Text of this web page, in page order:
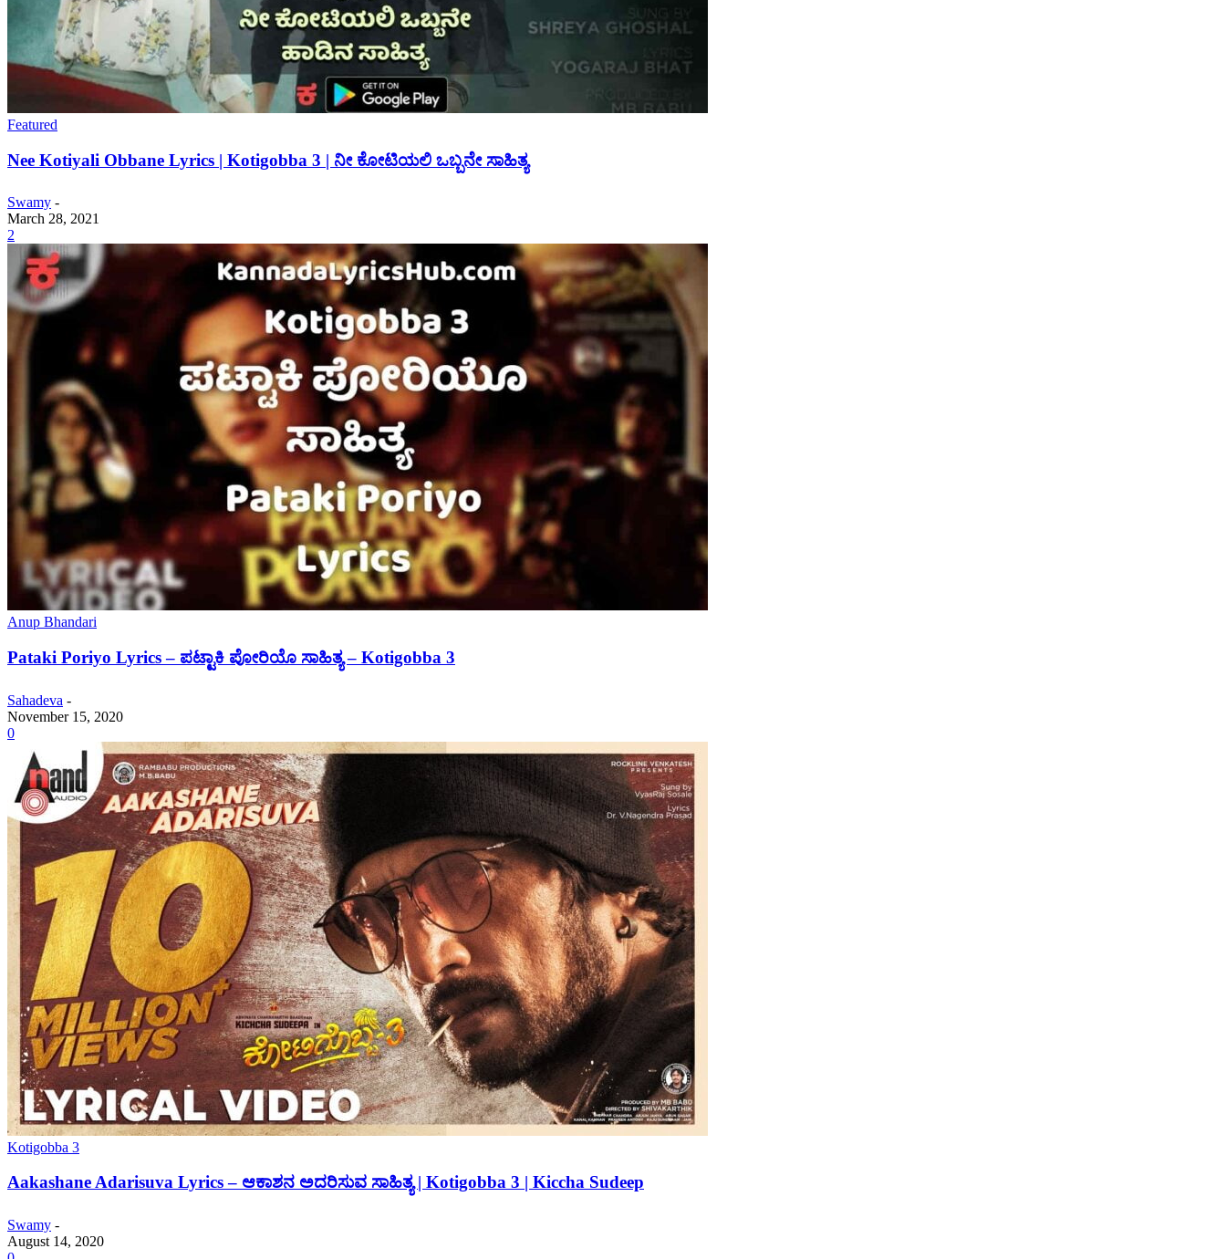
Featured
Nee Kotiyali Obbane Lyrics | Kotigobba 3 | ನೀ ಕೋಟಿಯಲಿ ಒಬ್ಬನೇ ಸಾಹಿತ್ಯ
Swamy -
March 28, 2021
2
Anup Bhandari
Pataki Poriyo Lyrics – ಪಟ್ಟಾಕಿ ಪೋರಿಯೊ ಸಾಹಿತ್ಯ – Kotigobba 3
Sahadeva -
November 15, 2020
0
Kotigobba 3
Aakashane Adarisuva Lyrics – ಆಕಾಶನ ಅದರಿಸುವ ಸಾಹಿತ್ಯ | Kotigobba 3 | Kiccha Sudeep
Swamy -
August 14, 2020